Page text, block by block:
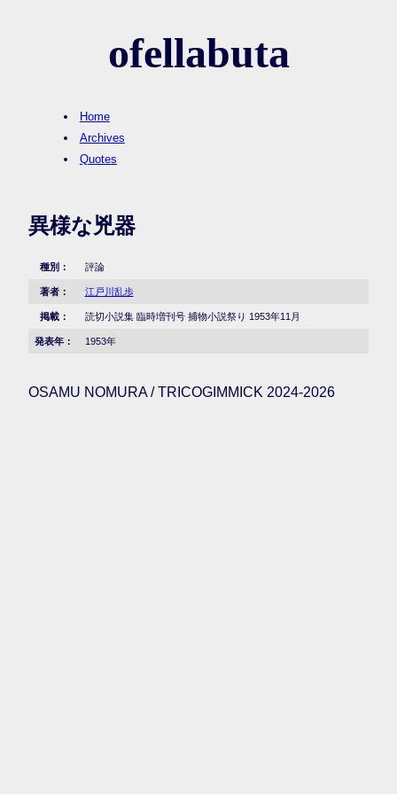
ofellabuta
Home
Archives
Quotes
異様な兇器
種別： 評論
著者： 江戸川乱歩
掲載： 読切小説集 臨時増刊号 捕物小説祭り 1953年11月
発表年： 1953年
OSAMU NOMURA / TRICOGIMMICK 2024-2026